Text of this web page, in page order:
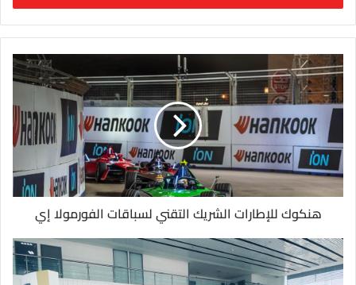
ب
ر
ي
د
ك
ا
ل
ل
ك
ت
ر
ي
هنكوك للإطارات الشريك التقني لسباقات الفورمولا إي